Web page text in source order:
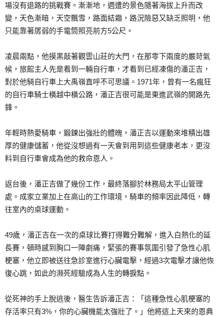
場沒有退路的挑戰賽。漸漸地，週遭的景色隨著海拔上升而改
變，天色漸暗，天空飄雪，路面結霜，路況險惡又缺乏照明，他
只能靠著孱弱的手電筒照亮前方5公尺。
凌晨兩點，他摸黑敲著觀雲山莊的大門，在那零下兩度的嚴苛氣
候，旅館主人先是看到一輛自行車，才看到已經凍傷的潘正吉，
對於他騎自行車上大禹嶺直呼不可思議。1971年，曾有一名瘋狂
的自行車騎士橫越中橫公路，潘正吉很可能是東進武嶺的開路先
鋒。
年輕時熱愛騎車，鍛鍊出強壯的體魄，潘正吉以運動來堆積出雄
厚的健康儲蓄，他從沒想過有一天會到用到這些健康老本，更沒
料到自行車會成為他的救命恩人。
返台後，潘正吉做了幾份工作，最終落腳於林務局太平山管理
處。成家立業加上在高山的工作環境，騎車的頻率因此降低，轉
往室內的桌球運動。
49歲，潘正吉在一次的桌球比賽打得難分難解，進入白熱化的延
長賽，頓時感到胸口一陣劇痛，緊張的賽事氛圍引發了急性心肌
梗塞，他立即被送往急診室進行心臟電擊，經過3次電擊才讓他恢
復心跳，如此的瀕死經驗成為人生的轉捩點。
從死神的手上脫逃後，醫生告訴潘正吉：「這種急性心肌梗塞的
存活率只有3%，你的心臟機能太強壯了。」他將這上天來的恩典